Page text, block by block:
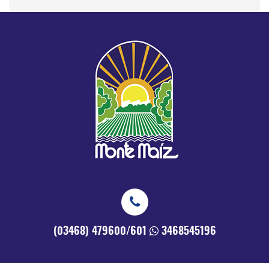
(03468) 479600/601 3468545196